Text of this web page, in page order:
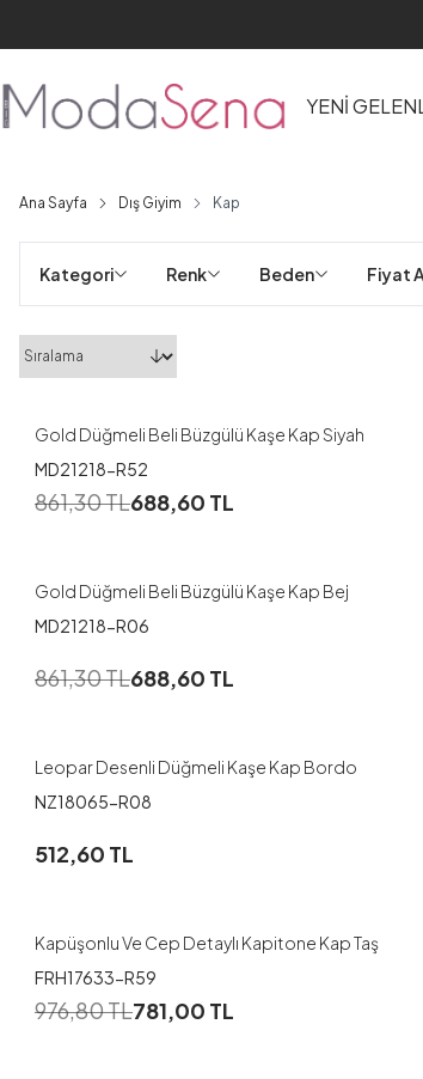
YENİ
Ana Sayfa Dış Giyim Kap
Kategori Renk Beden Fiyat
Gold Düğmeli Beli Büzgülü Kaşe Kap Siyah
MD21218-R52
861,30TL688,60 TL
Gold Düğmeli Beli Büzgülü Kaşe Kap Bej
MD21218-R06
861,30TL688,60 TL
Leopar Desenli Düğmeli Kaşe Kap Bordo
NZ18065-R08
512,60 TL
Kapüşonlu Ve Cep Detaylı Kapitone Kap Taş
FRH17633-R59
976,80TL781,00 TL